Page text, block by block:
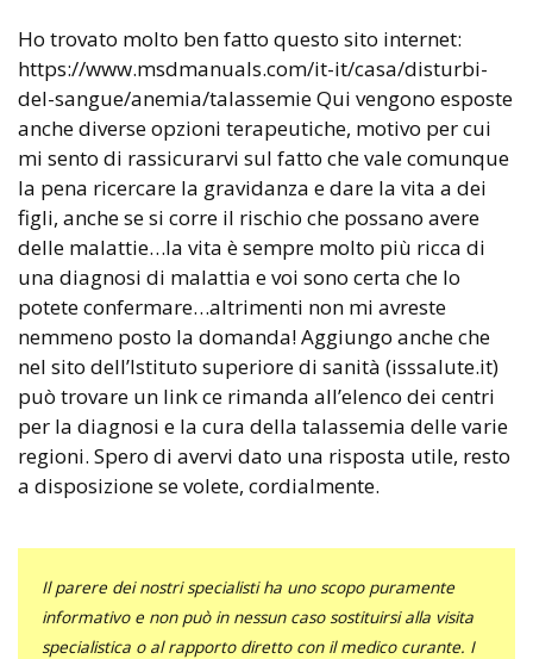
Ho trovato molto ben fatto questo sito internet:
https://www.msdmanuals.com/it-it/casa/disturbi-
del-sangue/anemia/talassemie Qui vengono esposte
anche diverse opzioni terapeutiche, motivo per cui
mi sento di rassicurarvi sul fatto che vale comunque
la pena ricercare la gravidanza e dare la vita a dei
figli, anche se si corre il rischio che possano avere
delle malattie…la vita è sempre molto più ricca di
una diagnosi di malattia e voi sono certa che lo
potete confermare…altrimenti non mi avreste
nemmeno posto la domanda! Aggiungo anche che
nel sito dell’Istituto superiore di sanità (isssalute.it)
può trovare un link ce rimanda all’elenco dei centri
per la diagnosi e la cura della talassemia delle varie
regioni. Spero di avervi dato una risposta utile, resto
a disposizione se volete, cordialmente.
Il parere dei nostri specialisti ha uno scopo puramente
informativo e non può in nessun caso sostituirsi alla visita
specialistica o al rapporto diretto con il medico curante. I